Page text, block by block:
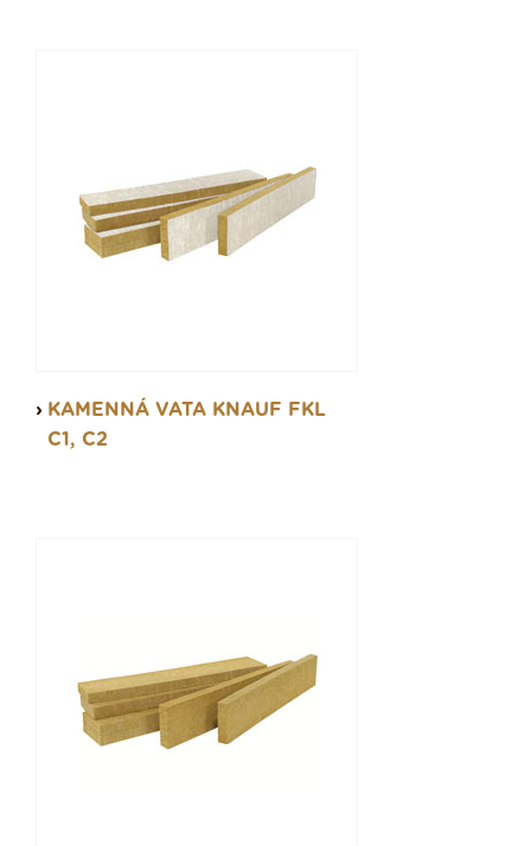
KAMENNÁ VATA KNAUF FKL
C1, C2